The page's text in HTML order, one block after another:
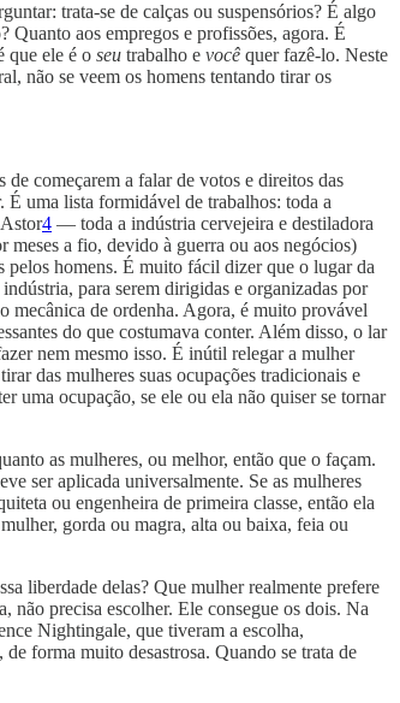
trata-se de calças ou suspensórios? É algo
Quanto aos empregos e profissões, agora. É
que ele é o seu trabalho e você quer fazê-lo. Neste
não se veem os homens tentando tirar os
começarem a falar de votos e direitos das
É uma lista formidável de trabalhos: toda a
4 — toda a indústria cervejeira e destiladora
meses a fio, devido à guerra ou aos negócios)
pelos homens. É muito fácil dizer que o lugar da
para serem dirigidas e organizadas por
mecânica de ordenha. Agora, é muito provável
do que costumava conter. Além disso, o lar
nem mesmo isso. É inútil relegar a mulher
das mulheres suas ocupações tradicionais e
uma ocupação, se ele ou ela não quiser se tornar
as mulheres, ou melhor, então que o façam.
ser aplicada universalmente. Se as mulheres
ou engenheira de primeira classe, então ela
gorda ou magra, alta ou baixa, feia ou
liberdade delas? Que mulher realmente prefere
não precisa escolher. Ele consegue os dois. Na
Nightingale, que tiveram a escolha,
forma muito desastrosa. Quando se trata de